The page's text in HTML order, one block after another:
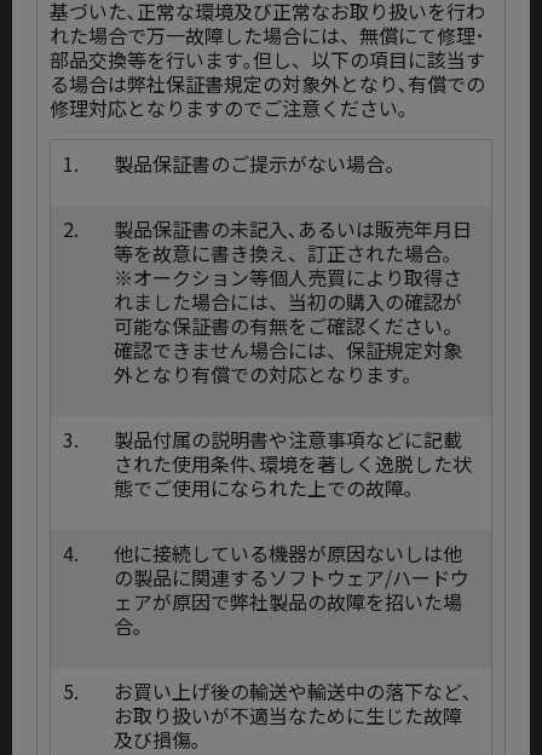
基づいた､正常な環境及び正常なお取り扱いを行わ
れた場合で万一故障した場合には、無償にて修理･
部品交換等を行います｡但し、以下の項目に該当す
る場合は弊社保証書規定の対象外となり､有償での
修理対応となりますのでご注意ください｡
1.
製品保証書のご提示がない場合。
2.
製品保証書の未記入､あるいは販売年月日
等を故意に書き換え、訂正された場合｡
※オークション等個人売買により取得さ
れました場合には、当初の購入の確認が
可能な保証書の有無をご確認ください。
確認できません場合には、保証規定対象
外となり有償での対応となります。
3.
製品付属の説明書や注意事項などに記載
された使用条件､環境を著しく逸脱した状
態でご使用になられた上での故障｡
4.
他に接続している機器が原因ないしは他
の製品に関連するソフトウェア/ハードウ
ェアが原因で弊社製品の故障を招いた場
合｡
5.
お買い上げ後の輸送や輸送中の落下など､
お取り扱いが不適当なために生じた故障
及び損傷｡